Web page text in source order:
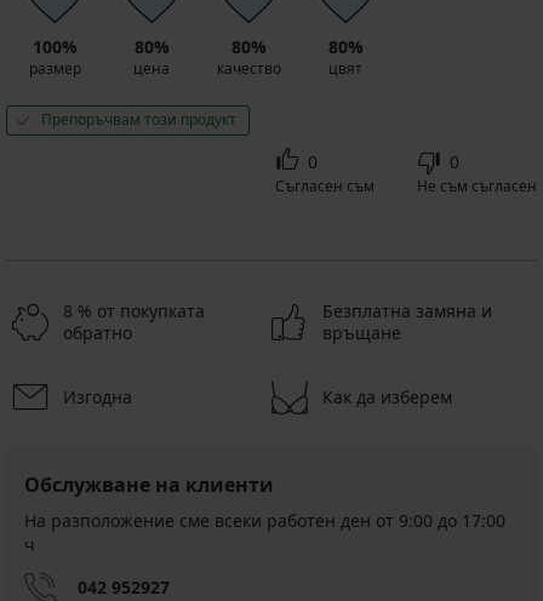
100%
размер
80%
цена
80%
качество
80%
цвят
Препоръчвам този продукт
0
Съгласен съм
0
Не съм съгласен
8 % от покупката
обратно
Безплатна замяна и
връщане
Изгодна Как да изберем
Обслужване на клиенти
На разположение сме всеки работен ден от 9:00 до 17:00
ч
042 952927